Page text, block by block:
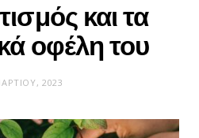
και τα
οφέλη του
2023